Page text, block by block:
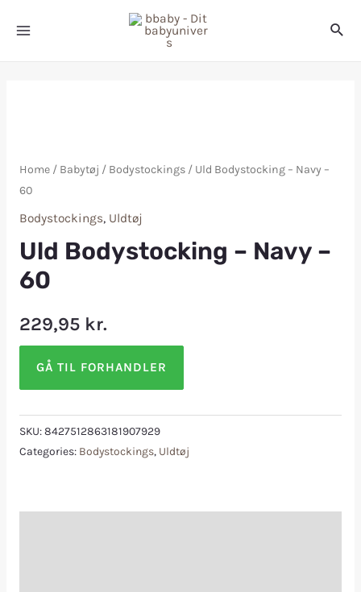
Home/ Babytøj / Bodystockings/ Uld Bodystocking – Navy –
60
Bodystockings, Uldtøj
Uld Bodystocking – Navy –
60
229,95 kr.
GÅ TIL FORHANDLER
SKU:8427512863181907929
Categories: Bodystockings, Uldtøj